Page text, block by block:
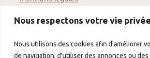
Nous respectons votre vie privée
Nous utilisons des cookies afin d'améliorer
de navigation, d'utiliser des annonces ou
GÉNÉRALES DE
Protection des